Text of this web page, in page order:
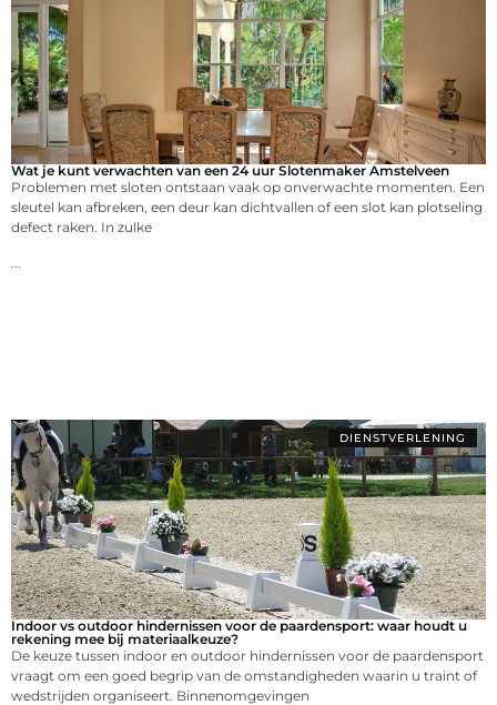
Wat je kunt verwachten van een 24 uur Slotenmaker Amstelveen
Problemen met sloten ontstaan vaak op onverwachte momenten. Een
sleutel kan afbreken, een deur kan dichtvallen of een slot kan plotseling
defect raken. In zulke
...
DIENSTVERLENING
Indoor vs outdoor hindernissen voor de paardensport: waar houdt u
rekening mee bij materiaalkeuze?
De keuze tussen indoor en outdoor hindernissen voor de paardensport
vraagt om een goed begrip van de omstandigheden waarin u traint of
wedstrijden organiseert. Binnenomgevingen